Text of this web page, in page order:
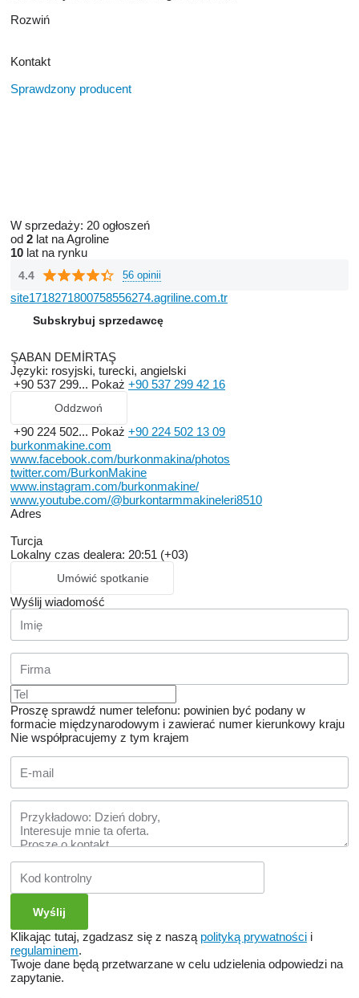
Rozwiń
Kontakt
Sprawdzony producent
W sprzedaży: 20 ogłoszeń
od 2 lat na Agroline
10 lat na rynku
4.4 56 opinii
site1718271800758556274.agriline.com.tr
Subskrybuj sprzedawcę
ŞABAN DEMİRTAŞ
Języki: rosyjski, turecki, angielski
+90 537 299... Pokaż +90 537 299 42 16
Oddzwoń
+90 224 502... Pokaż +90 224 502 13 09
burkonmakine.com
www.facebook.com/burkonmakina/photos
twitter.com/BurkonMakine
www.instagram.com/burkonmakine/
www.youtube.com/@burkontarmmakineleri8510
Adres
Turcja
Lokalny czas dealera: 20:51 (+03)
Umówić spotkanie
Wyślij wiadomość
Proszę sprawdź numer telefonu: powinien być podany w
formacie międzynarodowym i zawierać numer kierunkowy kraju
Nie współpracujemy z tym krajem
Klikając tutaj, zgadzasz się z naszą polityką prywatności i
regulaminem.
Twoje dane będą przetwarzane w celu udzielenia odpowiedzi na
zapytanie.